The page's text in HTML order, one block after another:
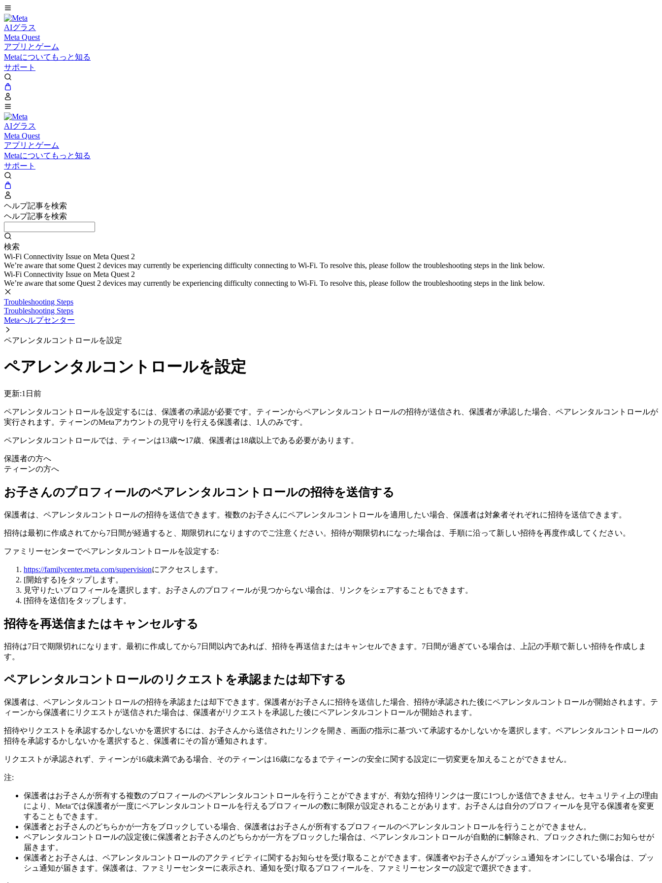
AIグラス
Meta Quest
アプリとゲーム
Metaについてもっと知る
サポート
AIグラス
Meta Quest
アプリとゲーム
Metaについてもっと知る
サポート
ヘルプ記事を検索
ヘルプ記事を検索
検索
Wi-Fi Connectivity Issue on Meta Quest 2
We’re aware that some Quest 2 devices may currently be experiencing difficulty connecting to Wi-Fi. To resolve this, please follow the troubleshooting steps in the link below.
Wi-Fi Connectivity Issue on Meta Quest 2
We’re aware that some Quest 2 devices may currently be experiencing difficulty connecting to Wi-Fi. To resolve this, please follow the troubleshooting steps in the link below.
Troubleshooting Steps
Troubleshooting Steps
Metaヘルプセンター
ペアレンタルコントロールを設定
ペアレンタルコントロールを設定
更新:1日前
ペアレンタルコントロールを設定するには、保護者の承認が必要です。ティーンからペアレンタルコントロールの招待が送信され、保護者が承認した場合、ペアレンタルコントロールが
実行されます。ティーンのMetaアカウントの見守りを行える保護者は、1人のみです。
ペアレンタルコントロールでは、ティーンは13歳〜17歳、保護者は18歳以上である必要があります。
保護者の方へ
ティーンの方へ
お子さんのプロフィールのペアレンタルコントロールの招待を送信する
保護者は、ペアレンタルコントロールの招待を送信できます。複数のお子さんにペアレンタルコントロールを適用したい場合、保護者は対象者それぞれに招待を送信できます。
招待は最初に作成されてから7日間が経過すると、期限切れになりますのでご注意ください。招待が期限切れになった場合は、手順に沿って新しい招待を再度作成してください。
ファミリーセンターでペアレンタルコントロールを設定する:
https://familycenter.meta.com/supervisionにアクセスします。
[開始する]をタップします。
見守りたいプロフィールを選択します。お子さんのプロフィールが見つからない場合は、リンクをシェアすることもできます。
[招待を送信]をタップします。
招待を再送信またはキャンセルする
招待は7日で期限切れになります。最初に作成してから7日間以内であれば、招待を再送信またはキャンセルできます。7日間が過ぎている場合は、上記の手順で新しい招待を作成しま
す。
ペアレンタルコントロールのリクエストを承認または却下する
保護者は、ペアレンタルコントロールの招待を承認または却下できます。保護者がお子さんに招待を送信した場合、招待が承認された後にペアレンタルコントロールが開始されます。テ
ィーンから保護者にリクエストが送信された場合は、保護者がリクエストを承認した後にペアレンタルコントロールが開始されます。
招待やリクエストを承認するかしないかを選択するには、お子さんから送信されたリンクを開き、画面の指示に基づいて承認するかしないかを選択します。ペアレンタルコントロールの
招待を承認するかしないかを選択すると、保護者にその旨が通知されます。
リクエストが承認されず、ティーンが16歳未満である場合、そのティーンは16歳になるまでティーンの安全に関する設定に一切変更を加えることができません。
注:
保護者はお子さんが所有する複数のプロフィールのペアレンタルコントロールを行うことができますが、有効な招待リンクは一度に1つしか送信できません。セキュリティ上の理由
により、Metaでは保護者が一度にペアレンタルコントロールを行えるプロフィールの数に制限が設定されることがあります。お子さんは自分のプロフィールを見守る保護者を変更
することもできます。
保護者とお子さんのどちらかが一方をブロックしている場合、保護者はお子さんが所有するプロフィールのペアレンタルコントロールを行うことができません。
ペアレンタルコントロールの設定後に保護者とお子さんのどちらかが一方をブロックした場合は、ペアレンタルコントロールが自動的に解除され、ブロックされた側にお知らせが
届きます。
保護者とお子さんは、ペアレンタルコントロールのアクティビティに関するお知らせを受け取ることができます。保護者やお子さんがプッシュ通知をオンにしている場合は、プッ
シュ通知が届きます。保護者は、ファミリーセンターに表示され、通知を受け取るプロフィールを、ファミリーセンターの設定で選択できます。